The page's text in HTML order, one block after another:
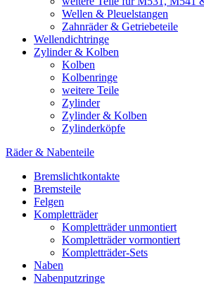
Wellen & Pleuelstangen
Zahnräder & Getriebeteile
Wellendichtringe
Zylinder & Kolben
Kolben
Kolbenringe
weitere Teile
Zylinder
Zylinder & Kolben
Zylinderköpfe
Räder & Nabenteile
Bremslichtkontakte
Bremsteile
Felgen
Kompletträder
Kompletträder unmontiert
Kompletträder vormontiert
Kompletträder-Sets
Naben
Nabenputzringe